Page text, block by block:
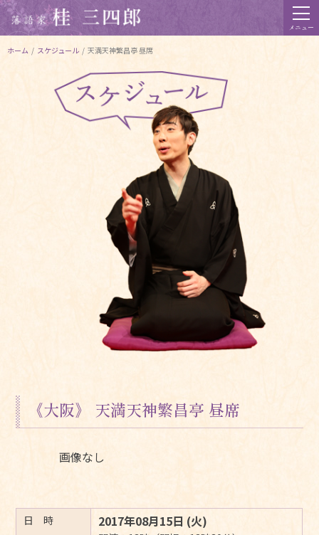
メニュー
ホーム / スケジュール / 天満天神繁昌亭 昼席
《大阪》 天満天神繁昌亭 昼席
画像なし
日 時 2017年08月15日 (火)